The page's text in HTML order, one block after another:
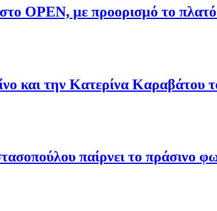
στο OPEN, με προορισμό το
και την Κατερίνα Καραβάτου
παίρνει το πράσινο